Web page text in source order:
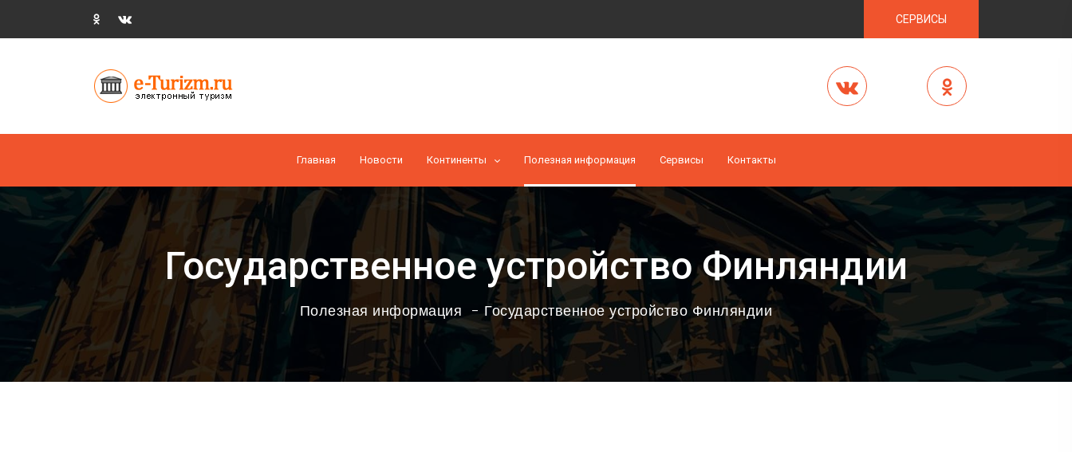
СЕРВИСЫ
Главная Новости Континенты Полезная информация Cервисы Контакты
Государственное устройство Финляндии
Полезная информация Государственное устройство Финляндии